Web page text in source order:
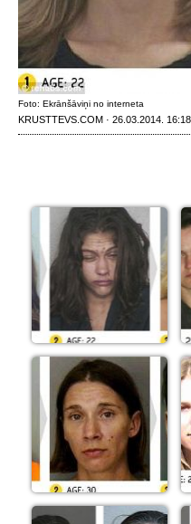
Foto: Ekrānšāviņi no interneta
KRUSTTEVS.COM · 26.03.2014. 16:18